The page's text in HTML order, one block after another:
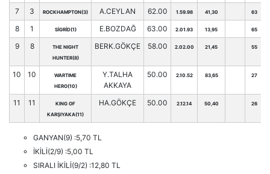
7 3 ROCKHAMPTON(3) A.CEYLAN 62.00 1.59.98 41,30 63
8 1 SİGRİD(1) E.BOZDAĞ 63.00 2.01.93 13,95 65
9 8
THE NIGHT
HUNTER(8)
BERK.GÖKÇE 58.00 2.02.00 21,45 55
10 10
WARTIME
HERO(10)
Y.TALHA
AKKAYA
50.00 2.10.52 83,65 27
11 11
KING OF
KARŞIYAKA(11)
HA.GÖKÇE 50.00 2.12.14 50,40 26
GANYAN(9) :5,70 TL
İKİLİ(2/9) :5,00 TL
SIRALI İKİLİ(9/2) :12,80 TL